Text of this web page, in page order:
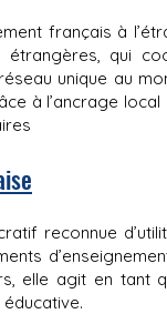
français à
étrangères, qui
unique au
à l’ancrage
reconnue
elle agit en tant